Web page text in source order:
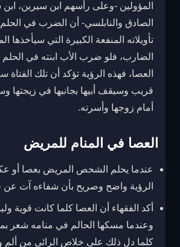
المؤولين -وعلى رأسهم ابن سيرين، ابن
الصادق والنابلسي- أن الضرب في
تأويلاته المنفعة الكبيرة التي
الضارب، فلو ضرب الأب ابنته في الحلم
العصا، فهذه الرؤية تؤكد أن تلك
قريب وسيقف أبيها بجانبها في زيجتها
أمام زوجها وأسرته.
العصا في المنام للمريض
عندما يحلم الشخص المريض بعصا أو
الرؤية واضح وصريح بأن شفاءه آت
أكد الفقهاء أن العصا كلما كانت قوية
وعندما مسكها الحالم في منامه شعر
كلما دل ذلك على خلاص الرائي من